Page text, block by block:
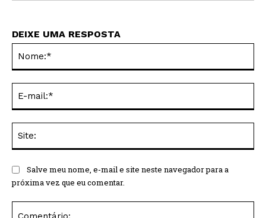
DEIXE UMA RESPOSTA
Salve meu nome, e-mail e site neste navegador para a
próxima vez que eu comentar.